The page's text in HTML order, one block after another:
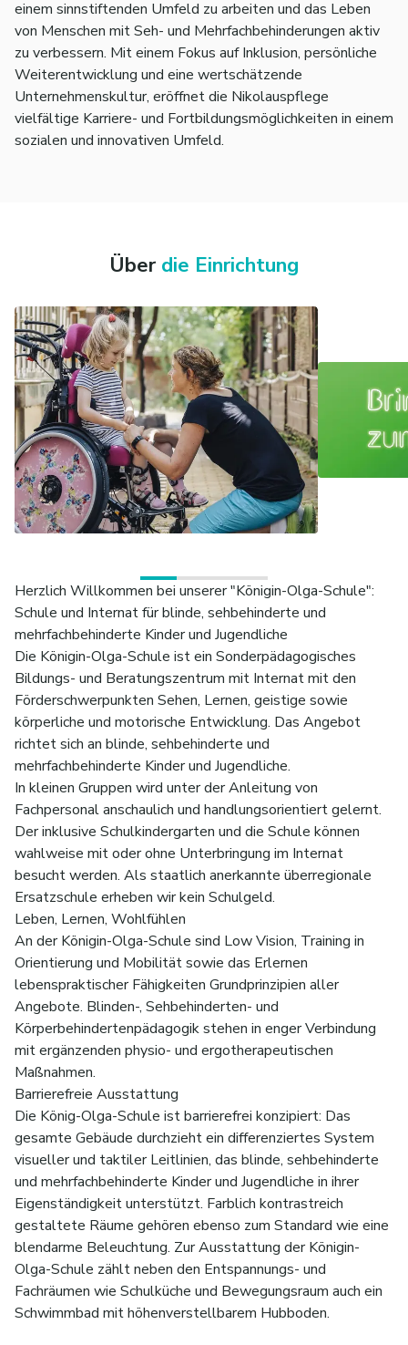
einem sinnstiftenden Umfeld zu arbeiten und das Leben
von Menschen mit Seh- und Mehrfachbehinderungen aktiv
zu verbessern. Mit einem Fokus auf Inklusion, persönliche
Weiterentwicklung und eine wertschätzende
Unternehmenskultur, eröffnet die Nikolauspflege
vielfältige Karriere- und Fortbildungsmöglichkeiten in einem
sozialen und innovativen Umfeld.
Über die Einrichtung
Herzlich Willkommen bei unserer "Königin-Olga-Schule":
Schule und Internat für blinde, sehbehinderte und
mehrfachbehinderte Kinder und Jugendliche
Die Königin-Olga-Schule ist ein Sonderpädagogisches
Bildungs- und Beratungszentrum mit Internat mit den
Förderschwerpunkten Sehen, Lernen, geistige sowie
körperliche und motorische Entwicklung. Das Angebot
richtet sich an blinde, sehbehinderte und
mehrfachbehinderte Kinder und Jugendliche.
In kleinen Gruppen wird unter der Anleitung von
Fachpersonal anschaulich und handlungsorientiert gelernt.
Der inklusive Schulkindergarten und die Schule können
wahlweise mit oder ohne Unterbringung im Internat
besucht werden. Als staatlich anerkannte überregionale
Ersatzschule erheben wir kein Schulgeld.
Leben, Lernen, Wohlfühlen
An der Königin-Olga-Schule sind Low Vision, Training in
Orientierung und Mobilität sowie das Erlernen
lebenspraktischer Fähigkeiten Grundprinzipien aller
Angebote. Blinden-, Sehbehinderten- und
Körperbehindertenpädagogik stehen in enger Verbindung
mit ergänzenden physio- und ergotherapeutischen
Maßnahmen.
Barrierefreie Ausstattung
Die König-Olga-Schule ist barrierefrei konzipiert: Das
gesamte Gebäude durchzieht ein differenziertes System
visueller und taktiler Leitlinien, das blinde, sehbehinderte
und mehrfachbehinderte Kinder und Jugendliche in ihrer
Eigenständigkeit unterstützt. Farblich kontrastreich
gestaltete Räume gehören ebenso zum Standard wie eine
blendarme Beleuchtung. Zur Ausstattung der Königin-
Olga-Schule zählt neben den Entspannungs- und
Fachräumen wie Schulküche und Bewegungsraum auch ein
Schwimmbad mit höhenverstellbarem Hubboden.